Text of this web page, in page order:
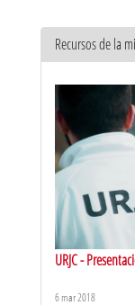
Recursos de la
URJC -
6 mar 2018